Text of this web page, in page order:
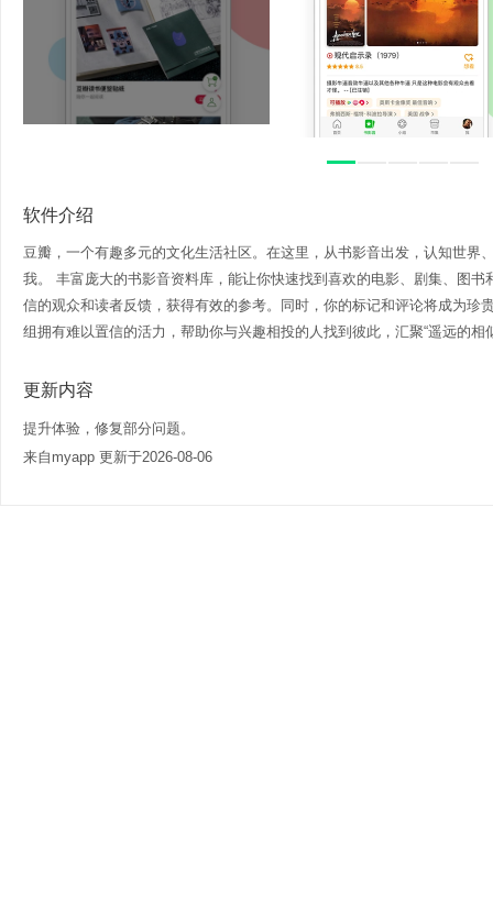
软件介绍
豆瓣，一个有趣多元的文化生活社区。在这里，从书影音出发，认知世界
我。 丰富庞大的书影音资料库，能让你快速找到喜欢的电影、剧集、图
信的观众和读者反馈，获得有效的参考。同时，你的标记和评论将成为珍
组拥有难以置信的活力，帮助你与兴趣相投的人找到彼此，汇聚“遥远的相
更新内容
提升体验，修复部分问题。
来自myapp 更新于2026-08-06